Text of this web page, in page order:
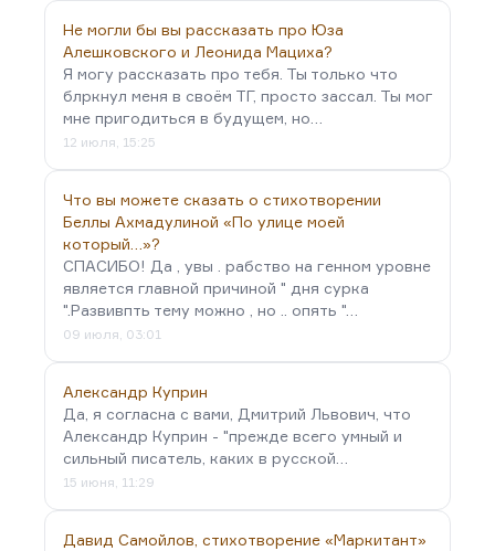
Не могли бы вы рассказать про Юза
Алешковского и Леонида Мациха?
Я могу рассказать про тебя. Ты только что
блркнул меня в своём ТГ, просто зассал. Ты мог
мне пригодиться в будущем, но…
12 июля, 15:25
Что вы можете сказать о стихотворении
Беллы Ахмадулиной «По улице моей
который…»?
СПАСИБО! Да , увы . рабство на генном уровне
является главной причиной " дня сурка
".Развивпть тему можно , но .. опять "…
09 июля, 03:01
Александр Куприн
Да, я согласна с вами, Дмитрий Львович, что
Александр Куприн - "прежде всего умный и
сильный писатель, каких в русской…
15 июня, 11:29
Давид Самойлов, стихотворение «Маркитант»